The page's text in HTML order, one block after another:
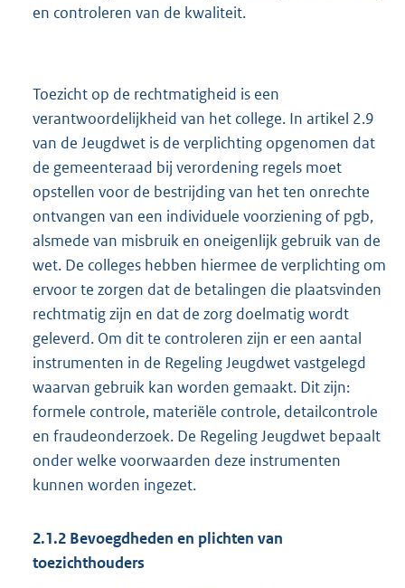
en controleren van de kwaliteit.
Toezicht op de rechtmatigheid is een
verantwoordelijkheid van het college. In artikel 2.9
van de Jeugdwet is de verplichting opgenomen dat
de gemeenteraad bij verordening regels moet
opstellen voor de bestrijding van het ten onrechte
ontvangen van een individuele voorziening of pgb,
alsmede van misbruik en oneigenlijk gebruik van de
wet. De colleges hebben hiermee de verplichting om
ervoor te zorgen dat de betalingen die plaatsvinden
rechtmatig zijn en dat de zorg doelmatig wordt
geleverd. Om dit te controleren zijn er een aantal
instrumenten in de Regeling Jeugdwet vastgelegd
waarvan gebruik kan worden gemaakt. Dit zijn:
formele controle, materiële controle, detailcontrole
en fraudeonderzoek. De Regeling Jeugdwet bepaalt
onder welke voorwaarden deze instrumenten
kunnen worden ingezet.
2.1.2 Bevoegdheden en plichten van
toezichthouders